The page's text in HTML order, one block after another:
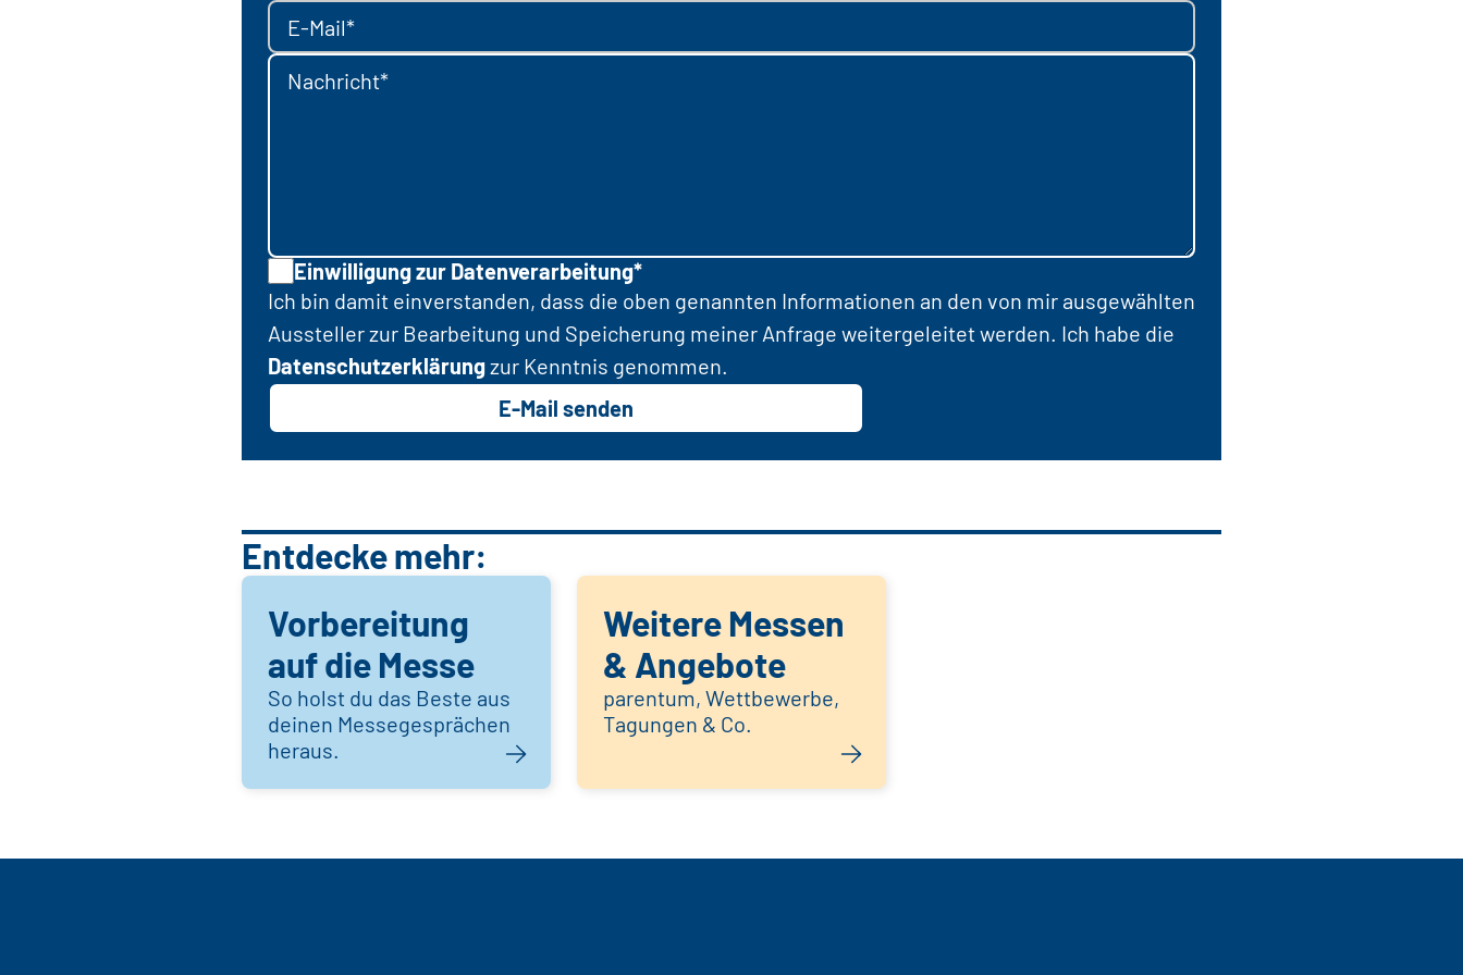
E-Mail*
Nachricht*
Einwilligung zur Datenverarbeitung*
Ich bin damit einverstanden, dass die oben genannten Informationen an den von mir ausgewählten
Aussteller zur Bearbeitung und Speicherung meiner Anfrage weitergeleitet werden. Ich habe die
Datenschutzerklärungzur Kenntnis genommen.
E-Mail senden
Entdecke mehr:
Vorbereitung
auf die Messe
So holst du das Beste aus
deinen Messegesprächen
heraus.
Weitere Messen
& Angebote
parentum, Wettbewerbe,
Tagungen & Co.